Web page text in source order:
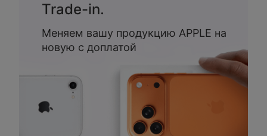
Trade-in.
Меняем вашу продукцию APPLE на
новую с доплатой